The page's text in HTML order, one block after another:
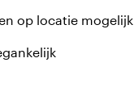
op locatie mogelijk